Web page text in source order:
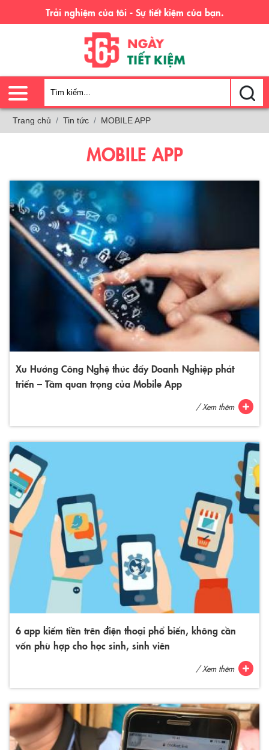
Trải nghiệm của tôi - Sự tiết kiệm của bạn.
Trang chủ Tin tức MOBILE APP
MOBILE APP
Xu Hướng Công Nghệ thúc đẩy Doanh Nghiệp phát
triển – Tầm quan trọng của Mobile App
/ Xem thêm
6 app kiếm tiền trên điện thoại phổ biến, không cần
vốn phù hợp cho học sinh, sinh viên
/ Xem thêm